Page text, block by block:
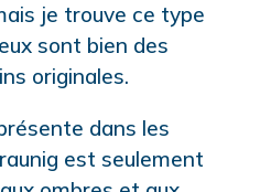
je trouve ce type
sont bien des
originales.
dans les
est seulement